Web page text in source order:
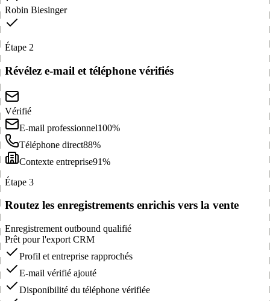
Robin Biesinger
Étape 2
Révélez e-mail et téléphone vérifiés
Vérifié
E-mail professionnel100%
Téléphone direct88%
Contexte entreprise91%
Étape 3
Routez les enregistrements enrichis vers la vente
Enregistrement outbound qualifié
Prêt pour l'export CRM
Profil et entreprise rapprochés
E-mail vérifié ajouté
Disponibilité du téléphone vérifiée